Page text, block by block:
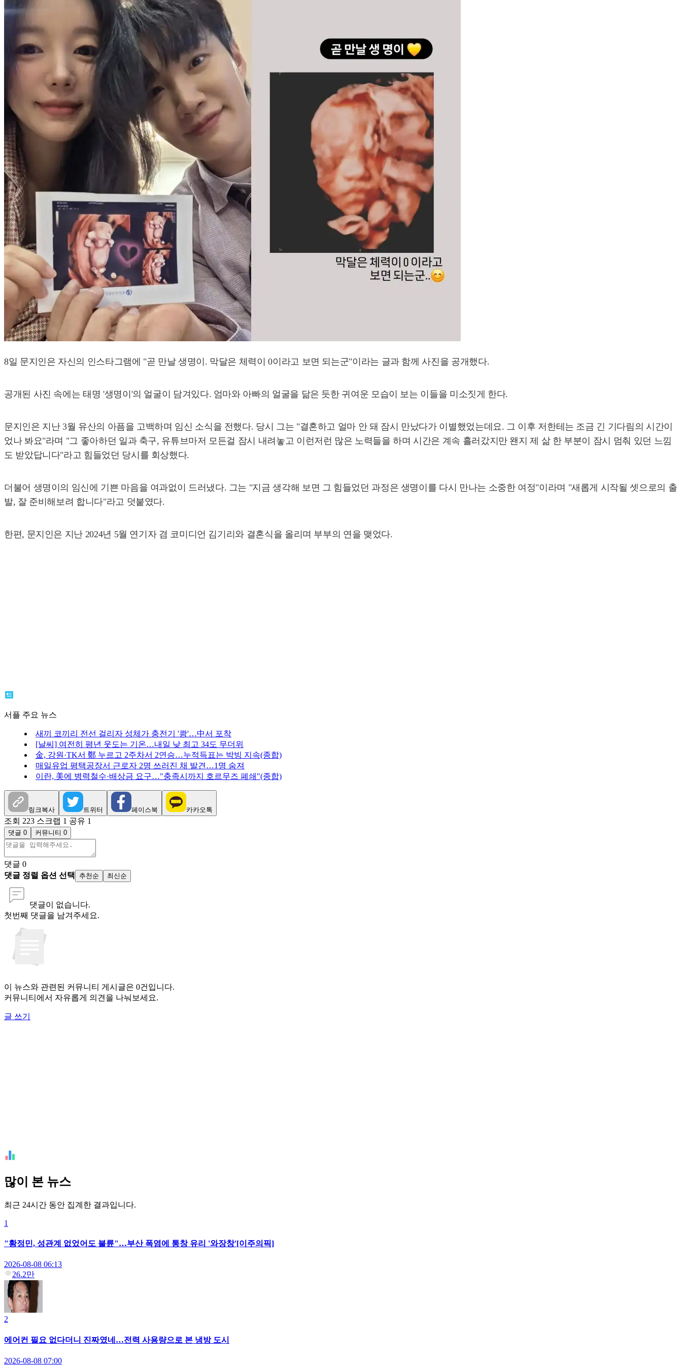
8일 문지인은 자신의 인스타그램에 "곧 만날 생명이. 막달은 체력이 0이라고 보면 되는군"이라는 글과 함께 사진을 공개했다.
공개된 사진 속에는 태명 '생명이'의 얼굴이 담겨있다. 엄마와 아빠의 얼굴을 닮은 듯한 귀여운 모습이 보는 이들을 미소짓게 한다.
문지인은 지난 3월 유산의 아픔을 고백하며 임신 소식을 전했다. 당시 그는 "결혼하고 얼마 안 돼 잠시 만났다가 이별했었는데요. 그 이후 저한테는 조금 긴 기다림의 시간이
었나 봐요"라며 "그 좋아하던 일과 축구, 유튜브마저 모든걸 잠시 내려놓고 이런저런 많은 노력들을 하며 시간은 계속 흘러갔지만 왠지 제 삶 한 부분이 잠시 멈춰 있던 느낌
도 받았답니다"라고 힘들었던 당시를 회상했다.
더불어 생명이의 임신에 기쁜 마음을 여과없이 드러냈다. 그는 "지금 생각해 보면 그 힘들었던 과정은 생명이를 다시 만나는 소중한 여정"이라며 "새롭게 시작될 셋으로의 출
발, 잘 준비해보려 합니다"라고 덧붙였다.
한편, 문지인은 지난 2024년 5월 연기자 겸 코미디언 김기리와 결혼식을 올리며 부부의 연을 맺었다.
서플 주요 뉴스
새끼 코끼리 전선 걸리자 성체가 충전기 '쾅'…中서 포착
[날씨] 여전히 평년 웃도는 기온…내일 낮 최고 34도 무더위
金, 강원·TK서 鄭 누르고 2주차서 2연승…누적득표는 박빙 지속(종합)
매일유업 평택공장서 근로자 2명 쓰러진 채 발견…1명 숨져
이란, 美에 병력철수·배상금 요구…"충족시까지 호르무즈 폐쇄"(종합)
링크복사 트위터 페이스북 카카오톡
조회 223 스크랩 1 공유 1
댓글 0 커뮤니티 0
댓글 0
댓글 정렬 옵션 선택
추천순 최신순
댓글이 없습니다.
첫번째 댓글을 남겨주세요.
이 뉴스와 관련된 커뮤니티 게시글은 0건입니다.
커뮤니티에서 자유롭게 의견을 나눠보세요.
글 쓰기
많이 본 뉴스
최근 24시간 동안 집계한 결과입니다.
1
"황정민, 성관계 없었어도 불륜"…부산 폭염에 통창 유리 '와장창'[이주의픽]
2026-08-08 06:13
26.2만
2
에어컨 필요 없다더니 진짜였네…전력 사용량으로 본 냉방 도시
2026-08-08 07:00